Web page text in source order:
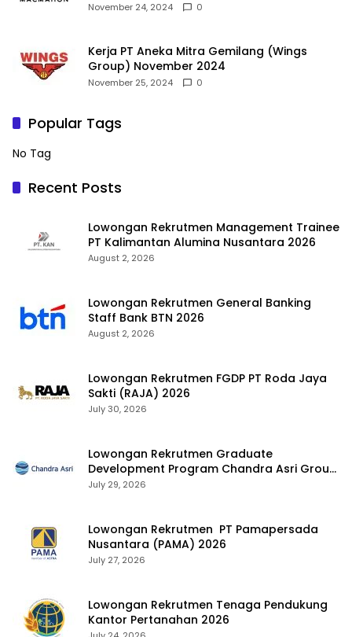
November 24, 2024 0
Kerja PT Aneka Mitra Gemilang (Wings
Group) November 2024
November 25, 2024 0
Popular Tags
No Tag
Recent Posts
Lowongan Rekrutmen Management Trainee
PT Kalimantan Alumina Nusantara 2026
August 2, 2026
Lowongan Rekrutmen General Banking
Staff Bank BTN 2026
August 2, 2026
Lowongan Rekrutmen FGDP PT Roda Jaya
Sakti (RAJA) 2026
July 30, 2026
Lowongan Rekrutmen Graduate
Development Program Chandra Asri Group
2026
July 29, 2026
Lowongan Rekrutmen PT Pamapersada
Nusantara (PAMA) 2026
July 27, 2026
Lowongan Rekrutmen Tenaga Pendukung
Kantor Pertanahan 2026